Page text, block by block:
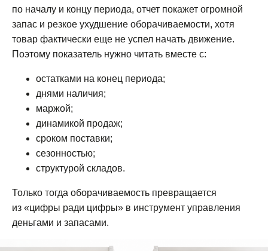
по началу и концу периода, отчет покажет огромной
запас и резкое ухудшение оборачиваемости, хотя
товар фактически еще не успел начать движение.
Поэтому показатель нужно читать вместе с:
остатками на конец периода;
днями наличия;
маржой;
динамикой продаж;
сроком поставки;
сезонностью;
структурой складов.
Только тогда оборачиваемость превращается
из «цифры ради цифры» в инструмент управления
деньгами и запасами.